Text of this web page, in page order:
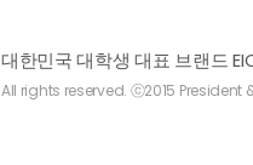
대한민국 대학생 대표 브랜드
All rights reserved. ⓒ2015